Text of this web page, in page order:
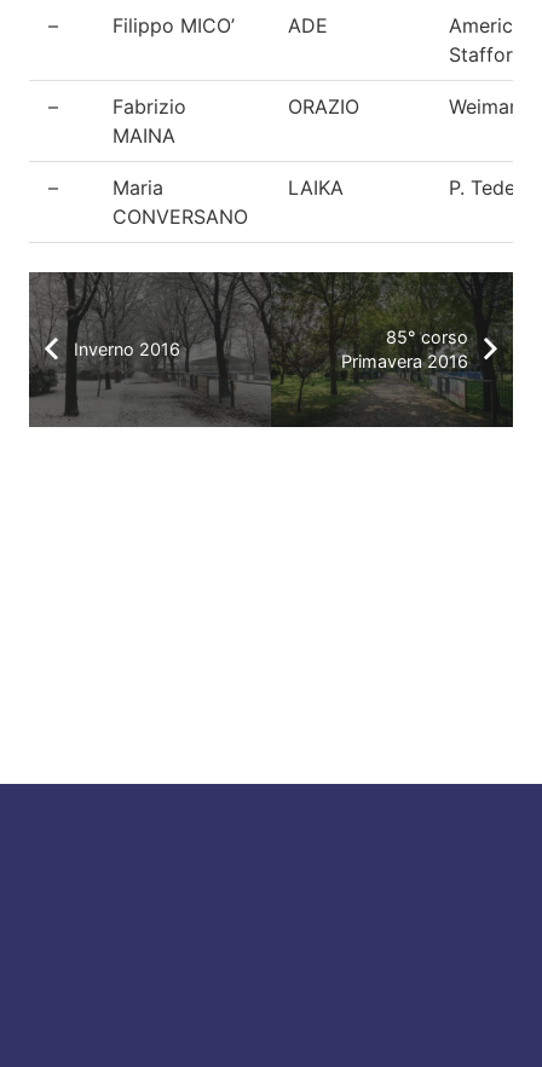
– Filippo MICO’ ADE
American
–
Fabrizio
MAINA
ORAZIO
–
Maria
CONVERSANO
LAIKA P.
Inverno 2016
85° corso
Primavera 2016